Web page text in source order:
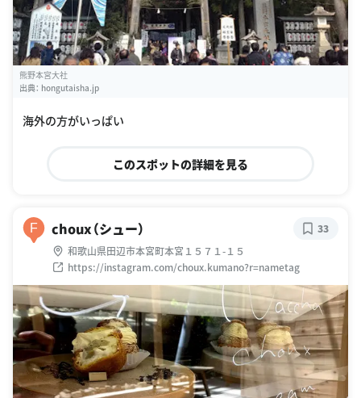
熊野本宮大社
出典： hongutaisha.jp
海外の方がいっぱい
このスポットの詳細を見る
F choux（シュー）
和歌山県田辺市本宮町本宮１５７１-１５
https://instagram.com/choux.kumano?r=nametag
33